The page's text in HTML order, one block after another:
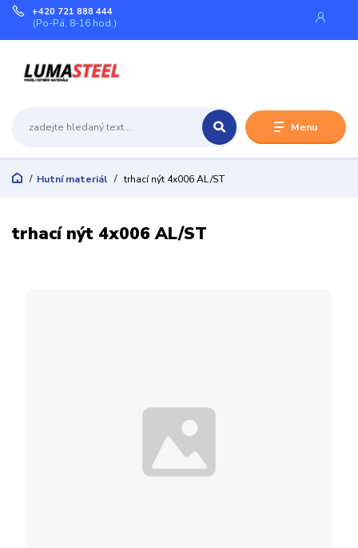
Menu
+420 721 888 444
(Po-Pá, 8-16 hod.)
Hutní materiál trhací nýt 4x006 AL/ST
trhací nýt 4x006 AL/ST